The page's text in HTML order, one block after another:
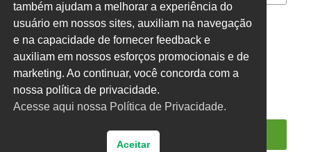
CONCURSADO ACT CLT OUTROS
também ajudam a melhorar a experiência do
usuário em nossos sites, auxiliam na navegação
e na capacidade de fornecer feedback e
auxiliam em nossos esforços promocionais e de
marketing. Ao continuar, você concorda com a
nossa política de privacidade.
Acesse aqui nossa Política de Privacidade.
Aceitar